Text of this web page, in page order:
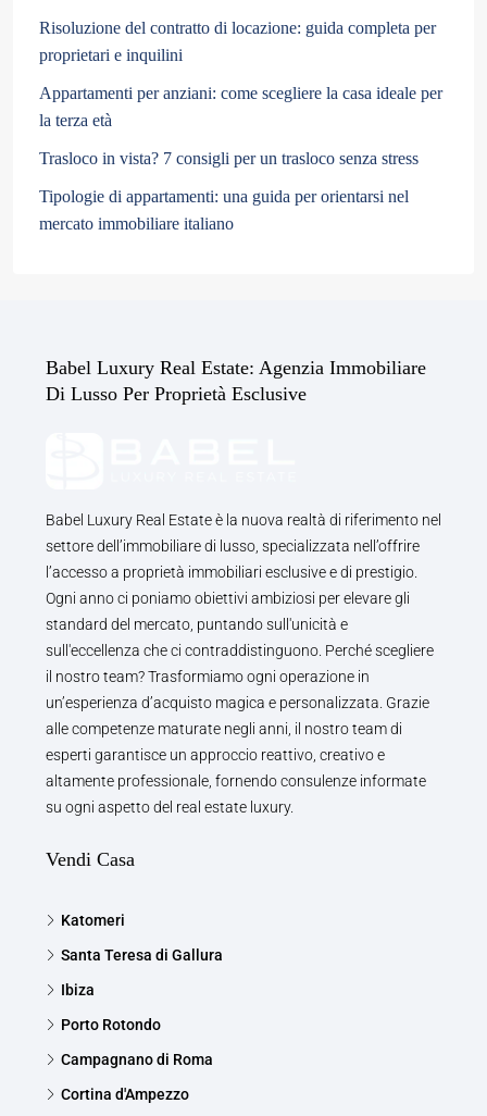
Risoluzione del contratto di locazione: guida completa per
proprietari e inquilini
Appartamenti per anziani: come scegliere la casa ideale per
la terza età
Trasloco in vista? 7 consigli per un trasloco senza stress
Tipologie di appartamenti: una guida per orientarsi nel
mercato immobiliare italiano
Babel Luxury Real Estate: Agenzia Immobiliare
Di Lusso Per Proprietà Esclusive
Babel Luxury Real Estate è la nuova realtà di riferimento nel
settore dell’immobiliare di lusso, specializzata nell’offrire
l’accesso a proprietà immobiliari esclusive e di prestigio.
Ogni anno ci poniamo obiettivi ambiziosi per elevare gli
standard del mercato, puntando sull'unicità e
sull'eccellenza che ci contraddistinguono. Perché scegliere
il nostro team? Trasformiamo ogni operazione in
un’esperienza d’acquisto magica e personalizzata. Grazie
alle competenze maturate negli anni, il nostro team di
esperti garantisce un approccio reattivo, creativo e
altamente professionale, fornendo consulenze informate
su ogni aspetto del real estate luxury.
Vendi Casa
Katomeri
Santa Teresa di Gallura
Ibiza
Porto Rotondo
Campagnano di Roma
Cortina d'Ampezzo